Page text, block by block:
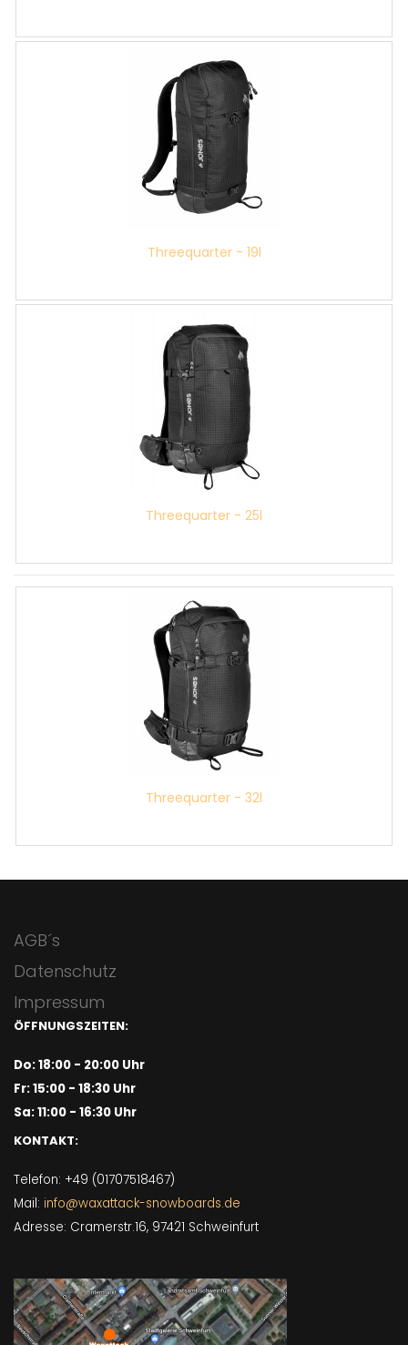
Threequarter - 19l
Threequarter - 25l
Threequarter - 32l
AGB´s
Datenschutz
Impressum
ÖFFNUNGSZEITEN:
Do: 18:00 - 20:00 Uhr
Fr: 15:00 - 18:30 Uhr
Sa: 11:00 - 16:30 Uhr
KONTAKT:
Telefon: +49 (01707518467)
Mail: info@waxattack-snowboards.de
Adresse: Cramerstr.16, 97421 Schweinfurt